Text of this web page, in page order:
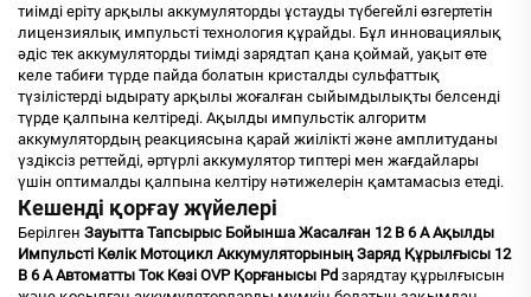
тиімді еріту арқылы аккумуляторды ұстауды түбегейлі өзгертетін
лицензиялық импульсті технология құрайды. Бұл инновациялық
әдіс тек аккумуляторды тиімді зарядтап қана қоймай, уақыт өте
келе табиғи түрде пайда болатын кристалды сульфаттық
түзілістерді ыдырату арқылы жоғалған сыйымдылықты белсенді
түрде қалпына келтіреді. Ақылды импульстік алгоритм
аккумулятордың реакциясына қарай жиілікті және амплитуданы
үздіксіз реттейді, әртүрлі аккумулятор типтері мен жағдайлары
үшін оптималды қалпына келтіру нәтижелерін қамтамасыз етеді.
Кешенді қорғау жүйелері
Берілген Зауытта Тапсырыс Бойынша Жасалған 12 В 6 А Ақылды
Импульсті Көлік Мотоцикл Аккумуляторының Заряд Құрылғысы 12
В 6 А Автоматты Ток Көзі OVP Қорғанысы Pd зарядтау құрылғысын